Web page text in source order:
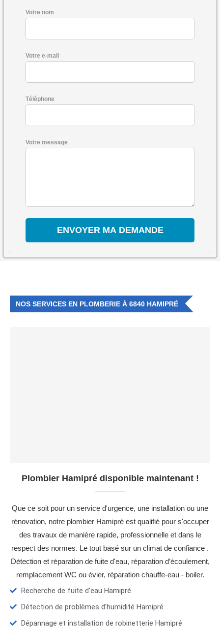
Votre nom
Votre e-mail
Téléphone
Votre message
NOS SERVICES EN PLOMBERIE À 6840 HAMIPRÉ
Plombier Hamipré disponible maintenant !
Que ce soit pour un service d'urgence, une installation ou une
rénovation, notre plombier Hamipré est qualifié pour s'occuper
des travaux de manière rapide, professionnelle et dans le
respect des normes. Le tout basé sur un climat de confiance .
Détection et réparation de fuite d'eau, réparation d’écoulement,
remplacement WC ou évier, réparation chauffe-eau - boiler.
Recherche de fuite d’eau Hamipré
Détection de problèmes d'humidité Hamipré
Dépannage et installation de robinetterie Hamipré